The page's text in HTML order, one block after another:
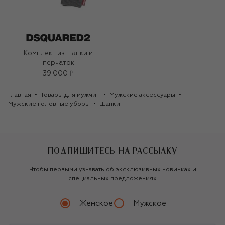
Комплект из шапки и
перчаток
39 000 ₽
Главная Товары для мужчин
Мужские аксессуары
Мужские головные уборы
Шапки
ПОДПИШИТЕСЬ НА РАССЫЛКУ
Чтобы первыми узнавать об эксклюзивных новинках и
специальных предложениях
Женское Мужское